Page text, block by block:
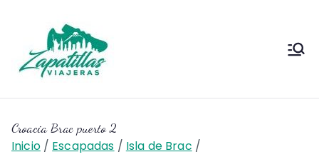
contenido
Viajeras
Croacia Brac puerto 2
Inicio Escapadas
Isla de Brac